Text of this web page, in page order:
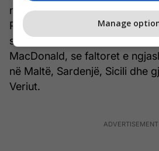
një premtimi ose si përgjigje
Përderisa mbetet e paqartë se
saktësisht, është interesante
MacDonald, se faltoret e
në Maltë, Sardenjë, Sicili dhe
Veriut.
Manage